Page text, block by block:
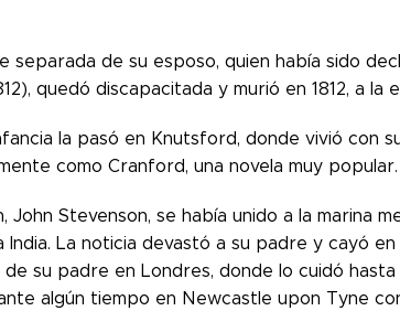
separada de su esposo, quien había sido
quedó discapacitada y murió en 1812, a la
la pasó en Knutsford, donde vivió con
como Cranford, una novela muy popular.
John Stevenson, se había unido a la marina
India. La noticia devastó a su padre y cayó
su padre en Londres, donde lo cuidó
algún tiempo en Newcastle upon Tyne